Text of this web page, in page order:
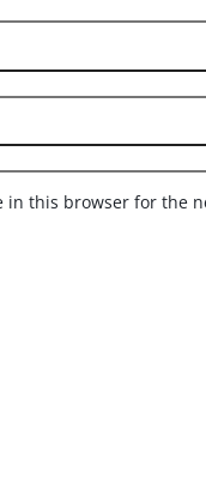
in this browser for the